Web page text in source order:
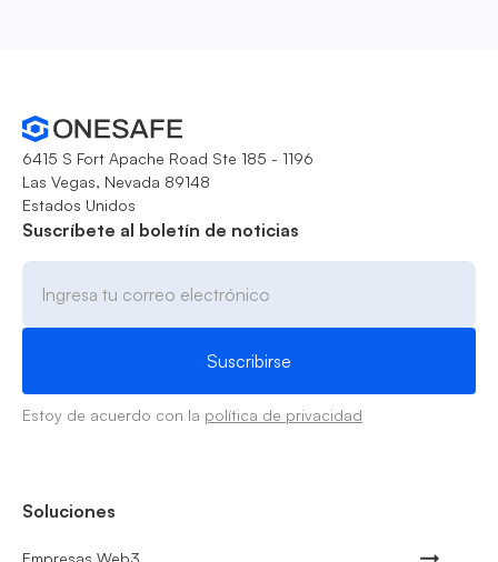
6415 S Fort Apache Road Ste 185 - 1196
Las Vegas, Nevada 89148
Estados Unidos
Suscríbete al boletín de noticias
Estoy de acuerdo con la política de privacidad
Soluciones